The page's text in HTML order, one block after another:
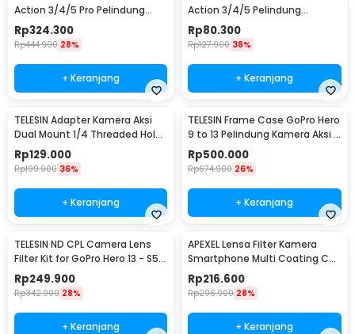
Action 3/4/5 Pro Pelindung
Kamera Aksi - S6-FMS-13-TDJ
Rp324.300
Rp444.900 28%
+ Keranjang
Action 3/4/5 Pelindung
Kamera Silikon - S6-PTC-011-
TDJ
Rp80.300
Rp127.900 38%
+ Keranjang
TELESIN Adapter Kamera Aksi
Dual Mount 1/4 Threaded Hole
Insta360 X4 - S7-JBK-05
Rp129.000
Rp199.900 36%
+ Keranjang
TELESIN Frame Case GoPro Hero
9 to 13 Pelindung Kamera Aksi -
S6-FMS-15-TGP
Rp500.000
Rp674.900 26%
+ Keranjang
TELESIN ND CPL Camera Lens
Filter Kit for GoPro Hero 13 - S5-
FLT-13-TGP
Rp249.900
Rp342.900 28%
+ Keranjang
APEXEL Lensa Filter Kamera
Smartphone Multi Coating CPL
52mm with Clip - APL-52CPL
Rp216.600
Rp296.900 28%
+ Keranjang